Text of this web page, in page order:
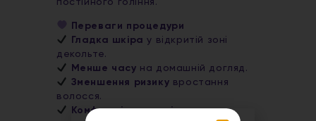
Переваги процедури
Гладка шкіра у відкритій зоні
декольте.
Менше часу на домашній догляд.
Зменшення ризику вростання
волосся.
Комфорт і впевненістьщодня.